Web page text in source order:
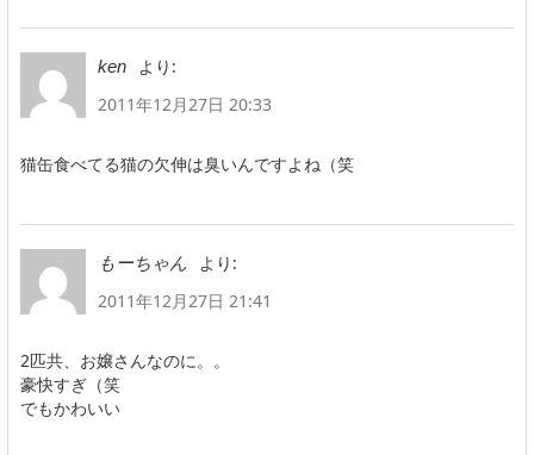
ken
より:
2011年12月27日 20:33
猫缶食べてる猫の欠伸は臭いんですよね（笑
もーちゃん
より:
2011年12月27日 21:41
2匹共、お嬢さんなのに。。
豪快すぎ（笑
でもかわいい